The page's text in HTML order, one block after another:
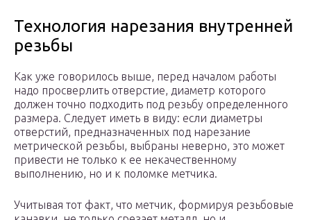
Технология нарезания внутренней
резьбы
Как уже говорилось выше, перед началом работы
надо просверлить отверстие, диаметр которого
должен точно подходить под резьбу определенного
размера. Следует иметь в виду: если диаметры
отверстий, предназначенных под нарезание
метрической резьбы, выбраны неверно, это может
привести не только к ее некачественному
выполнению, но и к поломке метчика.
Учитывая тот факт, что метчик, формируя резьбовые